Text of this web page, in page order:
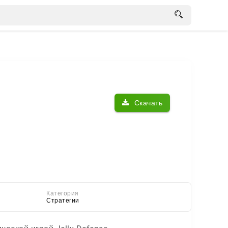
Скачать
Категория
Стратегии